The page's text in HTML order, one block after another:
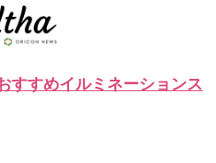
すすめイルミネーションス